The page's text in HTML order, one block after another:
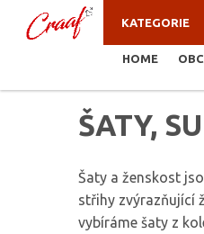
KATEGORIE
HOME
ŠATY,
Šaty a ženskost
střihy zvýrazňující
vybíráme šaty z